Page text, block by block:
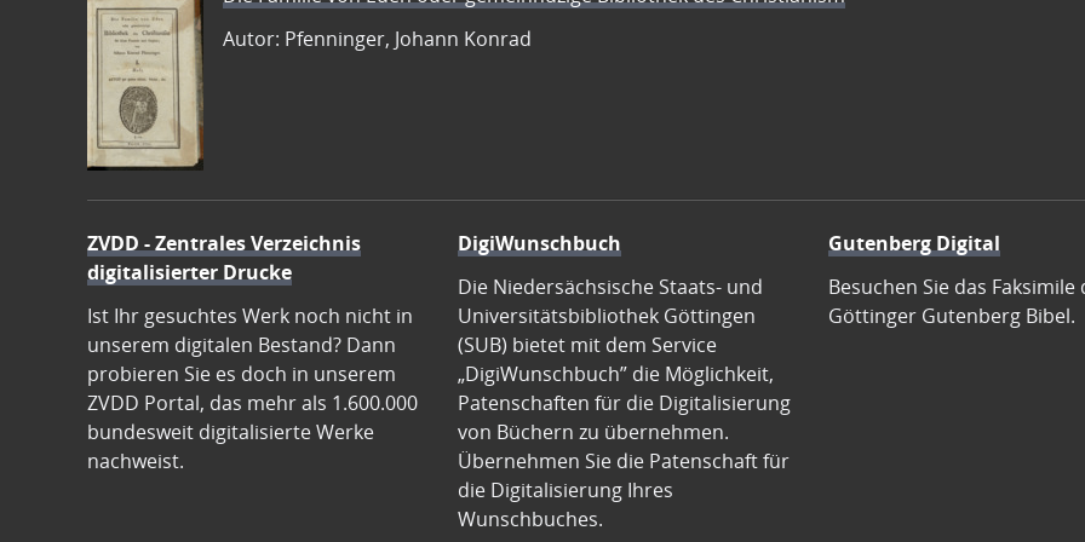
Autor: Pfenninger, Johann Konrad
ZVDD - Zentrales Verzeichnis
digitalisierter Drucke
Ist Ihr gesuchtes Werk noch nicht in
unserem digitalen Bestand? Dann
probieren Sie es doch in unserem
ZVDD Portal, das mehr als 1.600.000
bundesweit digitalisierte Werke
nachweist.
DigiWunschbuch
Die Niedersächsische Staats- und
Universitätsbibliothek Göttingen
(SUB) bietet mit dem Service
„DigiWunschbuch” die Möglichkeit,
Patenschaften für die Digitalisierung
von Büchern zu übernehmen.
Übernehmen Sie die Patenschaft für
die Digitalisierung Ihres
Wunschbuches.
Gutenberg Digital
Besuchen Sie das Faksimile
Göttinger Gutenberg Bibel.